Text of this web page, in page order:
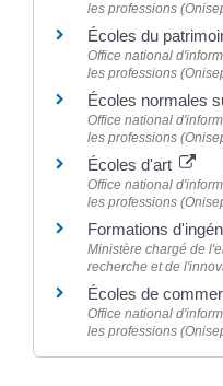
les professions
Écoles du
Office national
les professions
Écoles normales
Office national
les professions
Écoles d'art
Office national
les professions
Formations
Ministère chargé de
recherche et de
Écoles de
Office national
les professions